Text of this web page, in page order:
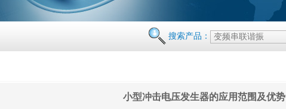
搜索产品：
小型冲击电压发生器的应用范围及优势